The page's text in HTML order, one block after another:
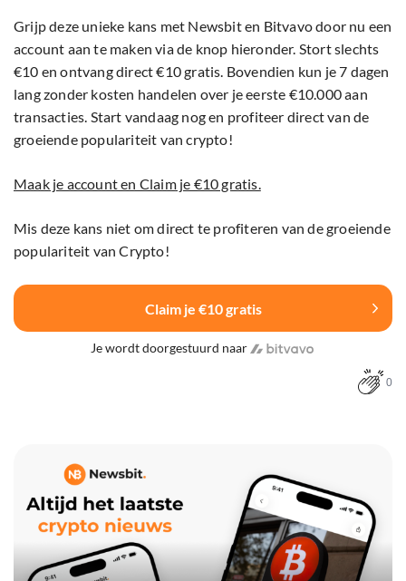
Grijp deze unieke kans met Newsbit en Bitvavo door nu een
account aan te maken via de knop hieronder. Stort slechts
€10 en ontvang direct €10 gratis. Bovendien kun je 7 dagen
lang zonder kosten handelen over je eerste €10.000 aan
transacties. Start vandaag nog en profiteer direct van de
groeiende populariteit van crypto!
Maak je account en Claim je €10 gratis.
Mis deze kans niet om direct te profiteren van de groeiende
populariteit van Crypto!
Claim je €10 gratis
Je wordt doorgestuurd naar
0